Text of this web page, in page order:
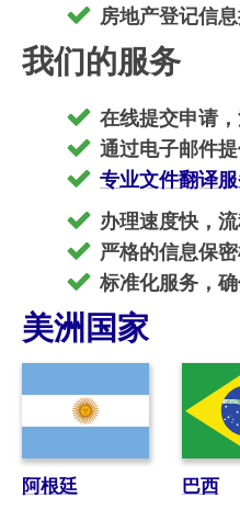
房地产登记信
我们的服务
在线提交申请
通过电子邮件
专业文件翻译
办理速度快，
严格的信息保
标准化服务，
美洲国家
阿根廷 巴西